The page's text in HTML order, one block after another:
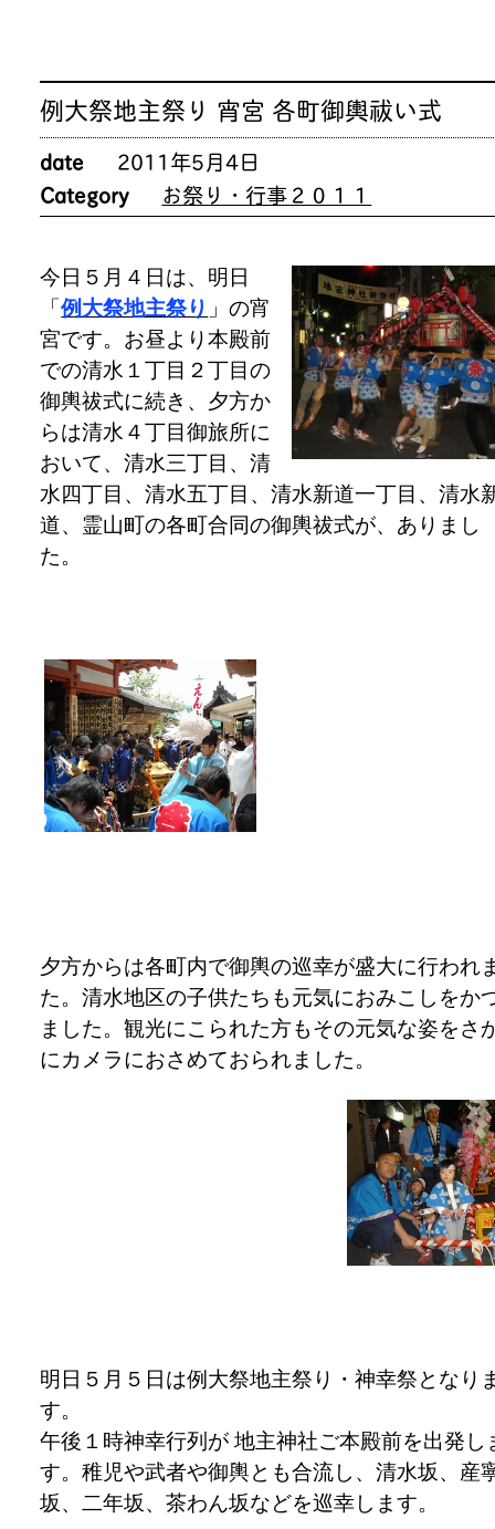
例大祭地主祭り 宵宮 各町御輿祓い式
date
2011年5月4日
Category
お祭り・行事２０１１
今日５月４日は、明日
「例大祭地主祭り 」の宵
宮です。お昼より本殿前
での清水１丁目２丁目の
御輿祓式に続き、夕方か
らは清水４丁目御旅所に
おいて、清水三丁目、清
水四丁目、清水五丁目、清水新道一丁目、清水
道、霊山町の各町合同の御輿祓式が、ありまし
夕方からは各町内で御輿の巡幸が盛大に行われ
た。清水地区の子供たちも元気におみこしをか
ました。観光にこられた方もその元気な姿をさ
にカメラにおさめておられました。
明日５月５日は例大祭地主祭り・神幸祭となり
す。
午後１時神幸行列が 地主神社ご本殿前を出発し
す。稚児や武者や御輿とも合流し、清水坂、産
坂、二年坂、茶わん坂などを巡幸します。